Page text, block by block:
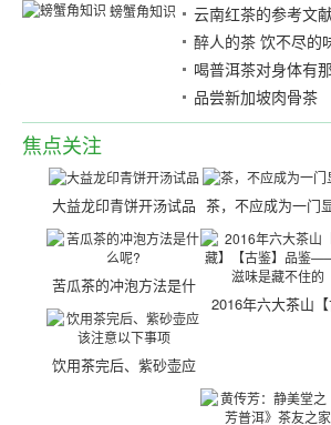
螃蟹角知识
云南红茶的参考文
醉人的茶 饮不尽的
道
喝普洱茶对身体有那
些好处？
品尝新加坡肉骨茶
焦点关注
茶，不应成为一门
大益龙印青饼开汤试品
2016年六大茶山
苦瓜茶的冲泡方法是什
么呢?
饮用茶完后、紫砂壶应